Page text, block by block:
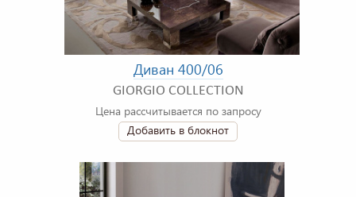
Диван 400/06
GIORGIO COLLECTION
Цена рассчитывается по запросу
Добавить в блокнот